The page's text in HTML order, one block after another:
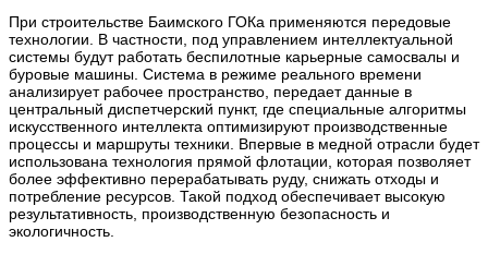
При строительстве Баимского ГОКа применяются передовые
технологии. В частности, под управлением интеллектуальной
системы будут работать беспилотные карьерные самосвалы и
буровые машины. Система в режиме реального времени
анализирует рабочее пространство, передает данные в
центральный диспетчерский пункт, где специальные алгоритмы
искусственного интеллекта оптимизируют производственные
процессы и маршруты техники. Впервые в медной отрасли будет
использована технология прямой флотации, которая позволяет
более эффективно перерабатывать руду, снижать отходы и
потребление ресурсов. Такой подход обеспечивает высокую
результативность, производственную безопасность и
экологичность.